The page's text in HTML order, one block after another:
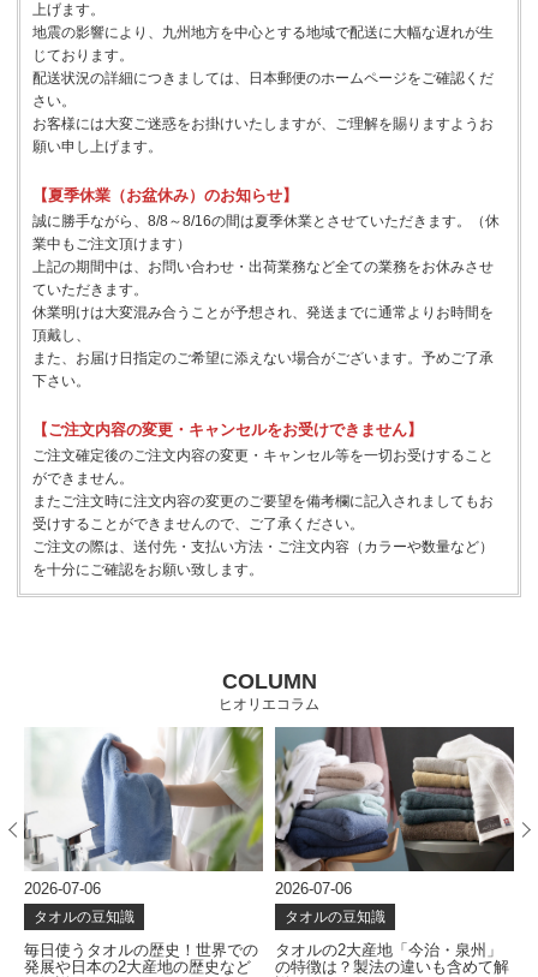
上げます。
地震の影響により、九州地方を中心とする地域で配送に大幅な遅れが生
じております。
配送状況の詳細につきましては、日本郵便のホームページをご確認くだ
さい。
お客様には大変ご迷惑をお掛けいたしますが、ご理解を賜りますようお
願い申し上げます。
【夏季休業（お盆休み）のお知らせ】
誠に勝手ながら、8/8～8/16の間は夏季休業とさせていただきます。（休
業中もご注文頂けます）
上記の期間中は、お問い合わせ・出荷業務など全ての業務をお休みさせ
ていただきます。
休業明けは大変混み合うことが予想され、発送までに通常よりお時間を
頂戴し、
また、お届け日指定のご希望に添えない場合がございます。予めご了承
下さい。
【ご注文内容の変更・キャンセルをお受けできません】
ご注文確定後のご注文内容の変更・キャンセル等を一切お受けすること
ができません。
またご注文時に注文内容の変更のご要望を備考欄に記入されましてもお
受けすることができませんので、ご了承ください。
ご注文の際は、送付先・支払い方法・ご注文内容（カラーや数量など）
を十分にご確認をお願い致します。
COLUMN
ヒオリエコラム
ルの歴史！世界での
2大産地の歴史など
タオルの2大産地「今治・泉州」
の特徴は？製法の違いも含めて解
タオルはどう作
を左右する製造